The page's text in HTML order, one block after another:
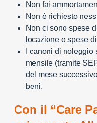
Non fai
Non è richiesto
Non ci sono spese
locazione o spese
I canoni di
mensile (tramite
del mese
beni.
Con il “Care